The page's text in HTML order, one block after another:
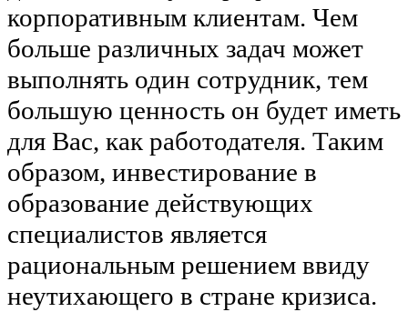
корпоративным клиентам. Чем
больше различных задач может
выполнять один сотрудник, тем
большую ценность он будет иметь
для Вас, как работодателя. Таким
образом, инвестирование в
образование действующих
специалистов является
рациональным решением ввиду
неутихающего в стране кризиса.